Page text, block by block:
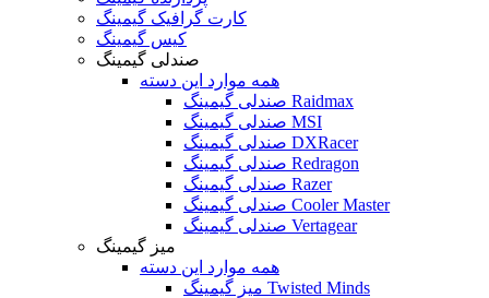
کارت گرافیک گیمینگ
کیس گیمینگ
صندلی گیمینگ
همه موارد این دسته
صندلی گیمینگ Raidmax
صندلی گیمینگ MSI
صندلی گیمینگ DXRacer
صندلی گیمینگ Redragon
صندلی گیمینگ Razer
صندلی گیمینگ Cooler Master
صندلی گیمینگ Vertagear
میز گیمینگ
همه موارد این دسته
میز گیمینگ Twisted Minds